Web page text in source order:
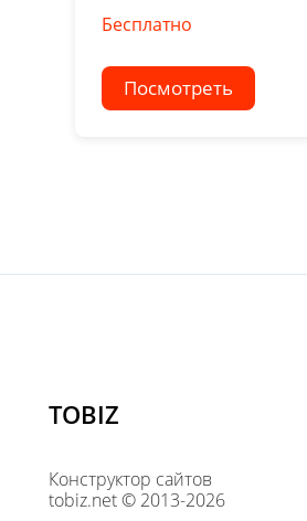
Бесплатно
Посмотреть
TOBIZ
Конструктор сайтов
tobiz.net © 2013-2026